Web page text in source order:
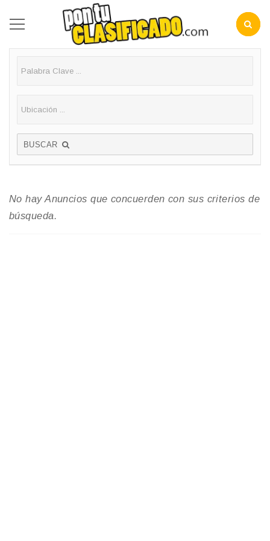
BUSCAR
No hay Anuncios que concuerden con sus criterios de
búsqueda.